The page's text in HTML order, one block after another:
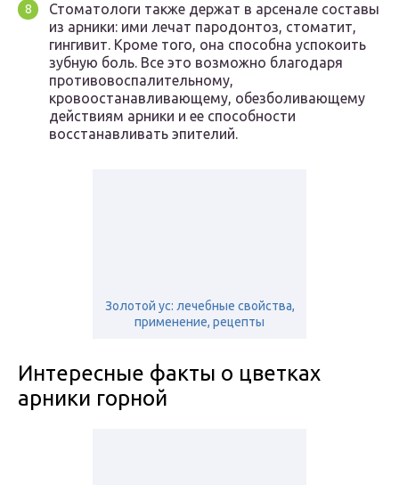
Стоматологи также держат в арсенале составы
из арники: ими лечат пародонтоз, стоматит,
гингивит. Кроме того, она способна успокоить
зубную боль. Все это возможно благодаря
противовоспалительному,
кровоостанавливающему, обезболивающему
действиям арники и ее способности
восстанавливать эпителий.
Золотой ус: лечебные свойства,
применение, рецепты
Интересные факты о цветках
арники горной